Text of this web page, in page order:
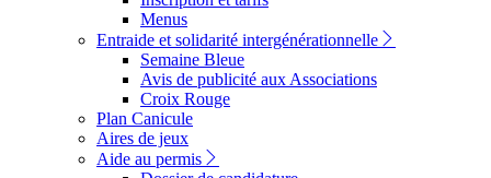
Menus
Entraide et solidarité intergénérationnelle
Semaine Bleue
Avis de publicité aux Associations
Croix Rouge
Plan Canicule
Aires de jeux
Aide au permis